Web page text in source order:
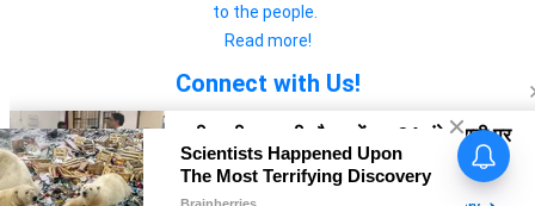
to the people.
Read more!
Connect with Us!